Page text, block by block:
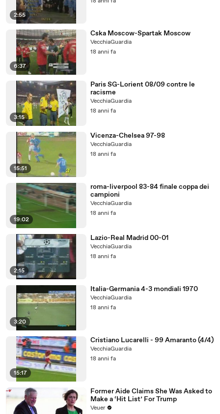
2:55
6:37
Cska Moscow-Spartak Moscow
VecchiaGuardia
18 anni fa
3:15
Paris SG-Lorient 08/09 contre le
racisme
VecchiaGuardia
18 anni fa
15:51
Vicenza-Chelsea 97-98
VecchiaGuardia
18 anni fa
19:02
roma-liverpool 83-84 finale coppa dei
campioni
VecchiaGuardia
18 anni fa
2:15
Lazio-Real Madrid 00-01
VecchiaGuardia
18 anni fa
3:20
Italia-Germania 4-3 mondiali 1970
VecchiaGuardia
18 anni fa
15:17
Cristiano Lucarelli - 99 Amaranto (4/4)
VecchiaGuardia
18 anni fa
Former Aide Claims She Was Asked to
Make a ‘Hit List’ For Trump
Veuer